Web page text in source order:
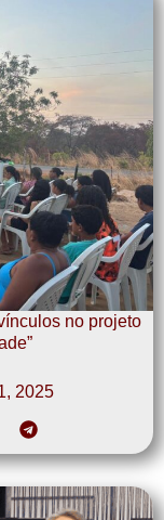
no projeto
2025